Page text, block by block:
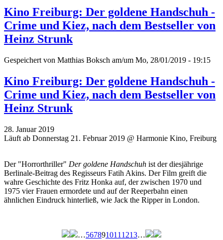
Kino Freiburg: Der goldene Handschuh -
Crime und Kiez, nach dem Bestseller von
Heinz Strunk
Gespeichert von Matthias Boksch am/um Mo, 28/01/2019 - 19:15
Kino Freiburg: Der goldene Handschuh -
Crime und Kiez, nach dem Bestseller von
Heinz Strunk
28. Januar 2019
Läuft ab Donnerstag 21. Februar 2019 @ Harmonie Kino, Freiburg
Der "Horrorthriller" Der goldene Handschuh ist der diesjährige
Berlinale-Beitrag des Regisseurs Fatih Akins. Der Film greift die
wahre Geschichte des Fritz Honka auf, der zwischen 1970 und
1975 vier Frauen ermordete und auf der Reeperbahn einen
ähnlichen Eindruck hinterließ, wie Jack the Ripper in London.
…567891011 1213…